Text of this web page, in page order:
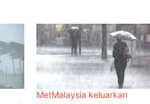
MetMalaysia keluarkan